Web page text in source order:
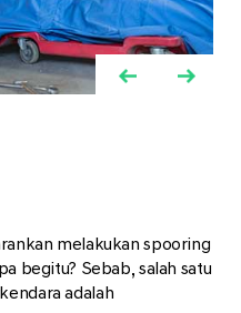
melakukan spooring
begitu? Sebab, salah satu
adalah